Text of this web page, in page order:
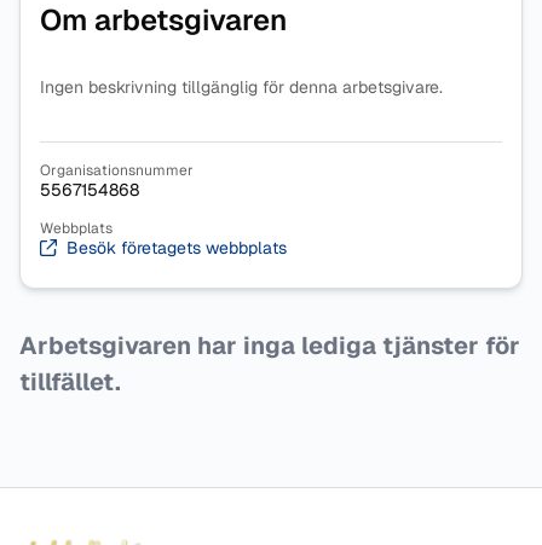
Om arbetsgivaren
Ingen beskrivning tillgänglig för denna arbetsgivare.
Organisationsnummer
5567154868
Webbplats
Besök företagets webbplats
Arbetsgivaren har inga lediga tjänster för
tillfället.